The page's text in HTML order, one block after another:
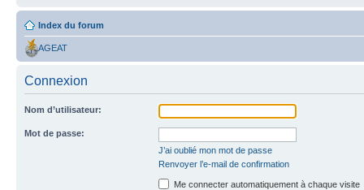
Index du forum
AGEAT
Connexion
Nom d’utilisateur:
Mot de passe:
J’ai oublié mon mot de passe
Renvoyer l’e-mail de confirmation
Me connecter automatiquement à chaque visite